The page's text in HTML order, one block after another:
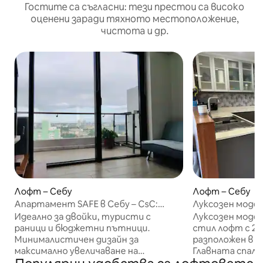
Гостите са съгласни: тези престои са високо
оценени заради тяхното местоположение,
чистота и др.
Лофт – Себу
Апартамент SAFE в Себу – CsC:
подходящ за семейства дом SkyLoft
Идеално за двойки, туристи с
раници и бюджетни пътници.
Минималистичен дизайн за
максимално увеличаване на
Лофт – Себу
Луксозен
центърът на
Луксозен
стил лофт с 2
разположен в
Главната спалня